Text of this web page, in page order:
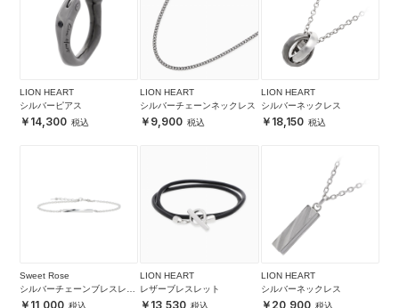
LION HEART
シルバーピアス
14,300
LION HEART
シルバーチェーンネックレス
9,900
LION HEART
シルバーネックレス
18,150
Sweet Rose
シルバーチェーンブレスレッ
ト 11,000
LION HEART
レザーブレスレット
13,530
LION HEART
シルバーネックレス
20,900